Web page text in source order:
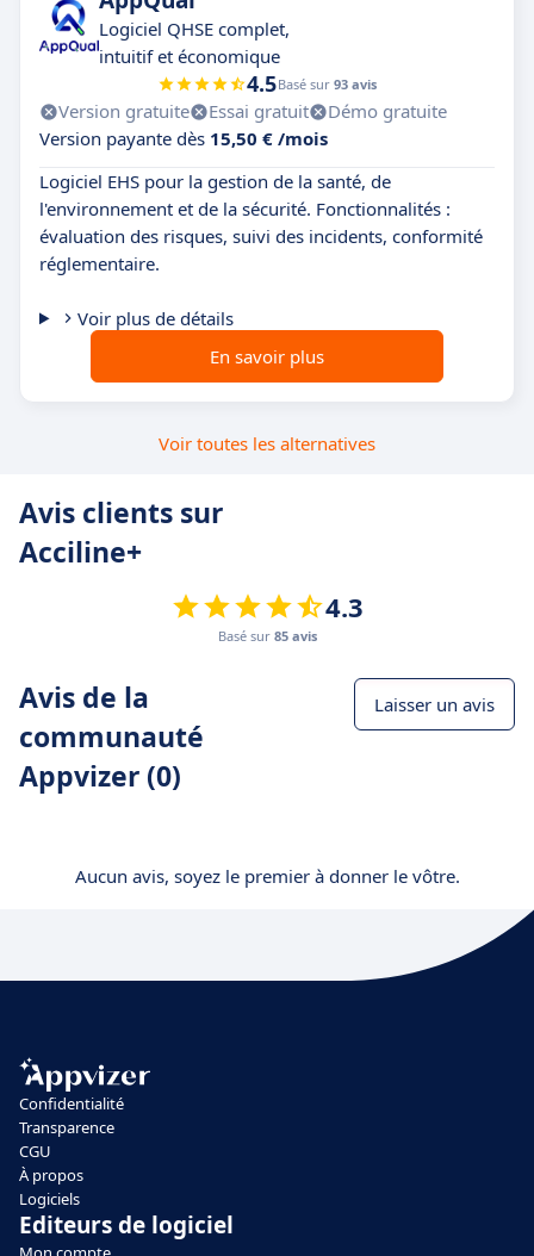
Logiciel QHSE complet,
intuitif et économique
4.5Basé sur 93 avis
Version gratuite Essai gratuit
Démo gratuite
Version payante dès 15,50 € /mois
Logiciel EHS pour la gestion de la santé, de
l'environnement et de la sécurité. Fonctionnalités :
évaluation des risques, suivi des incidents, conformité
réglementaire.
Voir plus de détails
En savoir plus
Voir toutes les alternatives
Avis clients sur
Acciline+
4.3
Basé sur 85 avis
Avis de la
communauté
Appvizer (0)
Laisser un avis
Aucun avis, soyez le premier à donner le vôtre.
Confidentialité
Transparence
CGU
À propos
Logiciels
Editeurs de logiciel